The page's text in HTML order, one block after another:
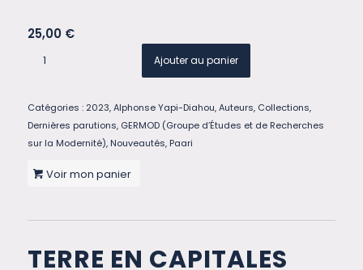
25,00 €
Ajouter au panier
Catégories : 2023,Alphonse Yapi-Diahou,Auteurs, Collections,
Dernières parutions, GERMOD (Groupe d’Études et de Recherches
sur la Modernité), Nouveautés, Paari
Voir mon panier
TERRE EN CAPITALES